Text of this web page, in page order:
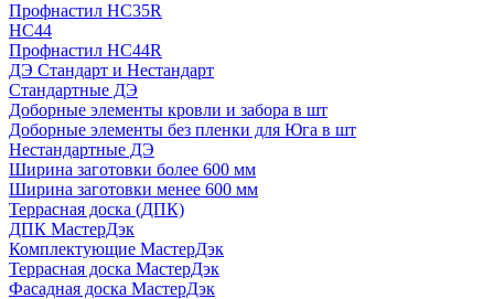
Профнастил HC35R
НС44
Профнастил НС44R
ДЭ Стандарт и Нестандарт
Стандартные ДЭ
Доборные элементы кровли и забора в шт
Доборные элементы без пленки для Юга в шт
Нестандартные ДЭ
Ширина заготовки более 600 мм
Ширина заготовки менее 600 мм
Террасная доска (ДПК)
ДПК МастерДэк
Комплектующие МастерДэк
Террасная доска МастерДэк
Фасадная доска МастерДэк